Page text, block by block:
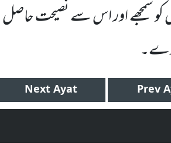
کو سمجھے اور اس سے نصیحت حاصل
دے۔
Next Ayat Prev